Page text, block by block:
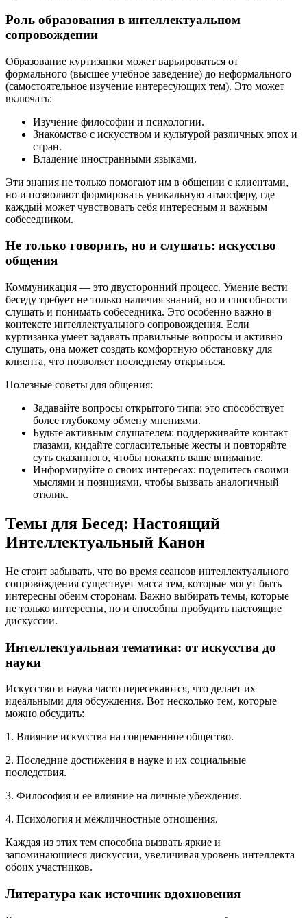
Роль образования в интеллектуальном
сопровождении
Образование куртизанки может варьироваться от
формального (высшее учебное заведение) до неформального
(самостоятельное изучение интересующих тем). Это может
включать:
Изучение философии и психологии.
Знакомство с искусством и культурой различных эпох и
стран.
Владение иностранными языками.
Эти знания не только помогают им в общении с клиентами,
но и позволяют формировать уникальную атмосферу, где
каждый может чувствовать себя интересным и важным
собеседником.
Не только говорить, но и слушать: искусство
общения
Коммуникация — это двусторонний процесс. Умение вести
беседу требует не только наличия знаний, но и способности
слушать и понимать собеседника. Это особенно важно в
контексте интеллектуального сопровождения. Если
куртизанка умеет задавать правильные вопросы и активно
слушать, она может создать комфортную обстановку для
клиента, что позволяет последнему открыться.
Полезные советы для общения:
Задавайте вопросы открытого типа: это способствует
более глубокому обмену мнениями.
Будьте активным слушателем: поддерживайте контакт
глазами, кидайте согласительные жесты и повторяйте
суть сказанного, чтобы показать ваше внимание.
Информируйте о своих интересах: поделитесь своими
мыслями и позициями, чтобы вызвать аналогичный
отклик.
Темы для Бесед: Настоящий
Интеллектуальный Канон
Не стоит забывать, что во время сеансов интеллектуального
сопровождения существует масса тем, которые могут быть
интересны обеим сторонам. Важно выбирать темы, которые
не только интересны, но и способны пробудить настоящие
дискуссии.
Интеллектуальная тематика: от искусства до
науки
Искусство и наука часто пересекаются, что делает их
идеальными для обсуждения. Вот несколько тем, которые
можно обсудить:
1. Влияние искусства на современное общество.
2. Последние достижения в науке и их социальные
последствия.
3. Философия и ее влияние на личные убеждения.
4. Психология и межличностные отношения.
Каждая из этих тем способна вызвать яркие и
запоминающиеся дискуссии, увеличивая уровень интеллекта
обоих участников.
Литература как источник вдохновения